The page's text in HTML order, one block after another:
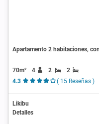
Apartamento 2 habitaciones,
70m² 4 2
2
4.3
( 15 Reseñas )
Likibu
Detalles